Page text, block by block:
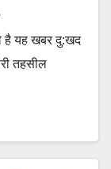
है यह खबर दु:खद
तहसील